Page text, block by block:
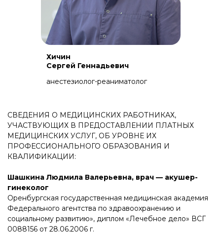
Хичин
Сергей Геннадьевич
анестезиолог-реаниматолог
СВЕДЕНИЯ О МЕДИЦИНСКИХ РАБОТНИКАХ,
УЧАСТВУЮЩИХ В ПРЕДОСТАВЛЕНИИ ПЛАТНЫХ
МЕДИЦИНСКИХ УСЛУГ, ОБ УРОВНЕ ИХ
ПРОФЕССИОНАЛЬНОГО ОБРАЗОВАНИЯ И
КВАЛИФИКАЦИИ:
Шашкина Людмила Валерьевна, врач — акушер-
гинеколог
Оренбургская государственная медицинская академия
Федерального агентства по здравоохранению и
социальному развитию», диплом «Лечебное дело» ВСГ
0088156 от 28.06.2006 г.